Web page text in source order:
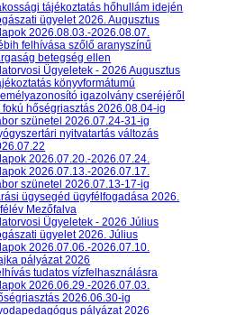
tájékoztatás hőhullám idején
ügyelet 2026. Augusztus
2026.08.03.-2026.08.07.
felhívása szőlő aranyszínű
betegség ellen
Ügyeletek - 2026 Augusztus
könyvformátumú
igazolvány cseréjéről
fokú hőségriasztás 2026.08.04-ig
szünetel 2026.07.24-31-ig
nyitvatartás változás
2026.07.20.-2026.07.24.
2026.07.13.-2026.07.17.
szünetel 2026.07.13-17-ig
ügysegéd ügyfélfogadása 2026.
félév Mezőfalva
Ügyeletek - 2026 Július
ügyelet 2026. Július
2026.07.06.-2026.07.10.
pályázat 2026
tudatos vízfelhasználásra
2026.06.29.-2026.07.03.
2026.06.30-ig
pályázat 2026